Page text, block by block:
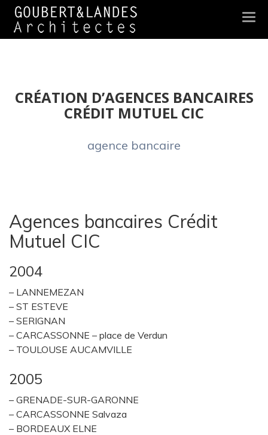
CRÉATION D’AGENCES BANCAIRES
CRÉDIT MUTUEL CIC
agence bancaire
Agences bancaires Crédit
Mutuel CIC
2004
– LANNEMEZAN
– ST ESTEVE
– SERIGNAN
– CARCASSONNE – place de Verdun
– TOULOUSE AUCAMVILLE
2005
– GRENADE-SUR-GARONNE
– CARCASSONNE Salvaza
– BORDEAUX ELNE